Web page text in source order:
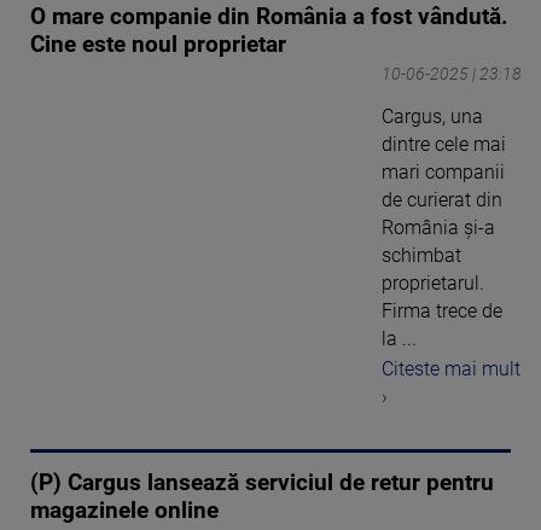
O mare companie din România a fost vândută.
Cine este noul proprietar
10-06-2025 | 23:18
Cargus, una
dintre cele mai
mari companii
de curierat din
România și-a
schimbat
proprietarul.
Firma trece de
la ...
Citeste mai mult
›
(P) Cargus lansează serviciul de retur pentru
magazinele online